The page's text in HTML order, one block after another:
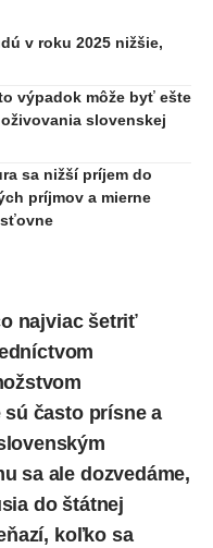
v roku 2025 nižšie,
výpadok môže byť ešte
slovenskej
sa nižší príjem do
príjmov a mierne
najviac šetriť
sú často prísne a
sa ale dozvedáme,
do štátnej
koľko sa